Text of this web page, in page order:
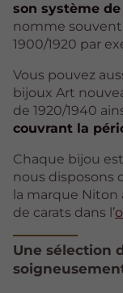
son système
nomme souvent
1900/1920 par
Vous pouvez
bijoux Art
de 1920/1940
couvrant la
Chaque bijou
nous disposons
la marque
de carats dans l’
Une sélection